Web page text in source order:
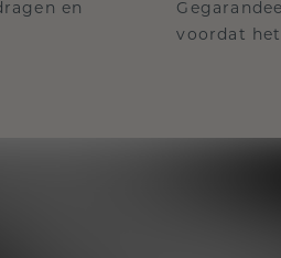
en
voordat